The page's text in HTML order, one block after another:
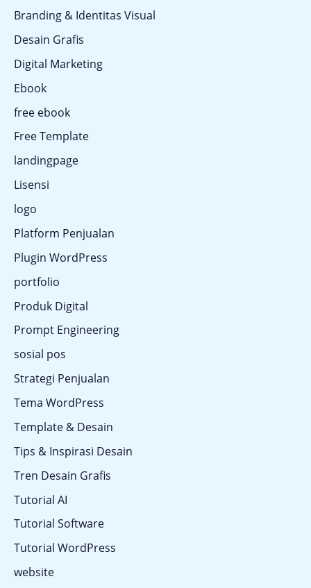
Branding & Identitas Visual
Desain Grafis
Digital Marketing
Ebook
free ebook
Free Template
landingpage
Lisensi
logo
Platform Penjualan
Plugin WordPress
portfolio
Produk Digital
Prompt Engineering
sosial pos
Strategi Penjualan
Tema WordPress
Template & Desain
Tips & Inspirasi Desain
Tren Desain Grafis
Tutorial AI
Tutorial Software
Tutorial WordPress
website